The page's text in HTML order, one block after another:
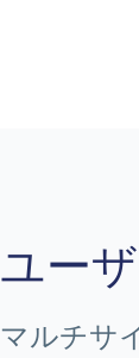
ユー
マルチサ